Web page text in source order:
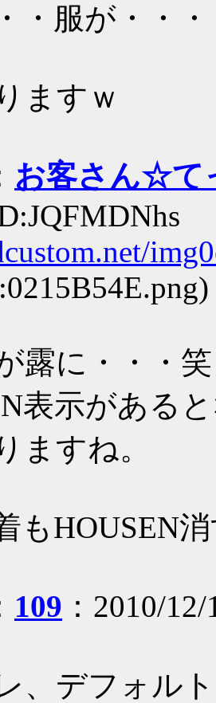
・服が・・・
ますｗ
お客さん☆て
露に・・・笑
表示がある
ますね。
もHOUSEN
109 ：2010/
、デフォル